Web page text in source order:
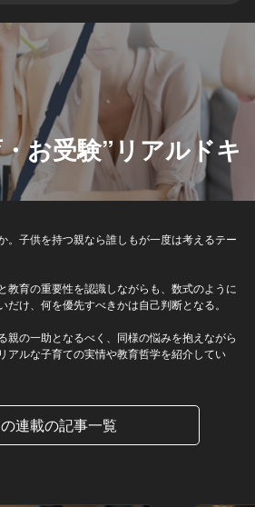
お受験”リアルドキ
。子供を持つ親なら誰しもが一度は考えるテー
教育の重要性を認識しながらも、数式のように
だけ、何を優先すべきかは自己判断となる。
親の一助となるべく、同様の悩みを抱えながら
アルな子育ての実情や教育哲学を紹介してい
連載の記事一覧